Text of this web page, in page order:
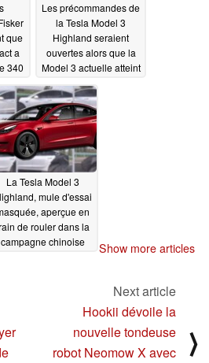
que
a
340
Les précommandes de
la Tesla Model 3
Highland seraient
ouvertes alors que la
Model 3 actuelle atteint
son prix le plus bas
08/18/2023
La Tesla Model 3
mule d'essai
aperçue en
de rouler dans la
campagne chinoise
Show more articles
Next article
Hookii dévoile la
nouvelle tondeuse
robot Neomow X avec
⟩